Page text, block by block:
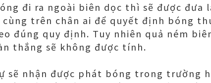
đi ra ngoài biên dọc thì sẽ được
trên chân ai để quyết định bóng
đúng quy định. Tuy nhiên quả ném
thắng sẽ không được tính.
sẽ nhận được phát bóng trong trường